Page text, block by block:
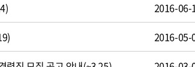
2016-06-
2016-05-